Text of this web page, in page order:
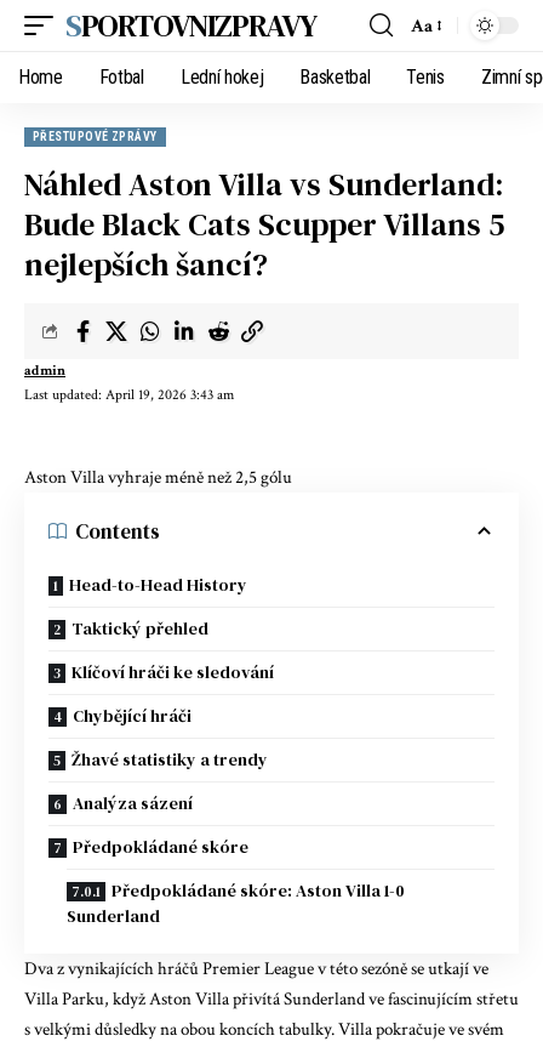
SPORTOVNIZPRAVY Aa
Home Fotbal Lední hokej Basketbal Tenis Zimní
PŘESTUPOVÉ ZPRÁVY
Náhled Aston Villa vs Sunderland:
Bude Black Cats Scupper Villans 5
nejlepších šancí?
Last updated: April 19, 2026 3:43 am
admin
Aston Villa vyhraje méně než 2,5 gólu
Contents
Head-to-Head History
Taktický přehled
Klíčoví hráči ke sledování
Chybějící hráči
Žhavé statistiky a trendy
Analýza sázení
Předpokládané skóre
Předpokládané skóre: Aston Villa 1-0
Sunderland
Dva z vynikajících hráčů Premier League v této sezóně se utkají ve
Villa Parku, když Aston Villa přivítá Sunderland ve fascinujícím střetu
s velkými důsledky na obou koncích tabulky. Villa pokračuje ve svém